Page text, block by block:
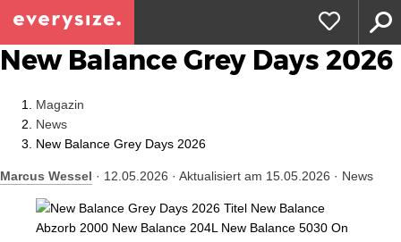
New Balance Grey Days 2026
Magazin
News
New Balance Grey Days 2026
Marcus Wessel · 12.05.2026 · Aktualisiert am 15.05.2026 · News